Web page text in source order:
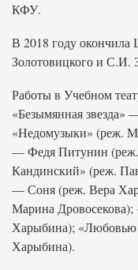
КФУ.
В 2018 году
Золотовицкого и С.И.
Работы в Учебном
«Безымянная звезда»
«Недомузыки» (реж.
— Федя Питунин
Кандинский» (реж.
— Соня (реж. Вера
Марина
Харыбина);
Харыбина).